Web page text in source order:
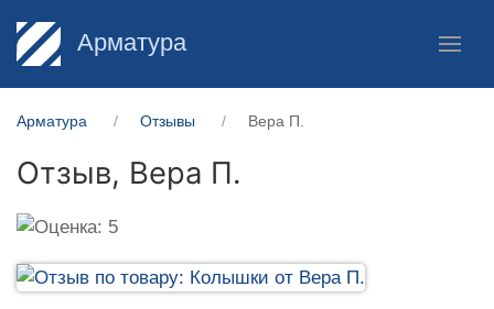
Арматура
Арматура Отзывы Вера П.
Отзыв, Вера П.